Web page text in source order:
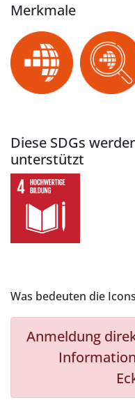
Merkmale
Diese SDGs
unterstützt
Was bedeuten die
Anmeldung